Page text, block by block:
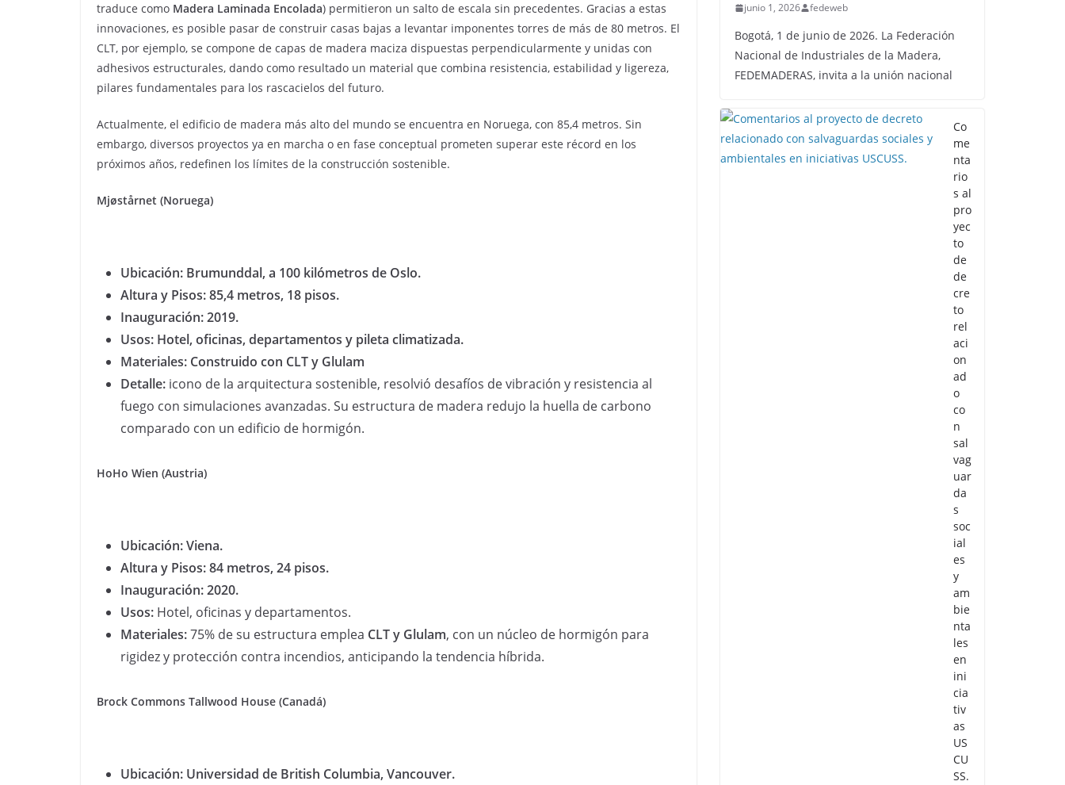
traduce como Madera Laminada Encolada) permitieron un salto de escala sin precedentes. Gracias a estas
innovaciones, es posible pasar de construir casas bajas a levantar imponentes torres de más de 80 metros. El
CLT, por ejemplo, se compone de capas de madera maciza dispuestas perpendicularmente y unidas con
adhesivos estructurales, dando como resultado un material que combina resistencia, estabilidad y ligereza,
pilares fundamentales para los rascacielos del futuro.
Actualmente, el edificio de madera más alto del mundo se encuentra en Noruega, con 85,4 metros. Sin
embargo, diversos proyectos ya en marcha o en fase conceptual prometen superar este récord en los
próximos años, redefinen los límites de la construcción sostenible.
Mjøstårnet (Noruega)
Ubicación: Brumunddal, a 100 kilómetros de Oslo.
Altura y Pisos: 85,4 metros, 18 pisos.
Inauguración: 2019.
Usos: Hotel, oficinas, departamentos y pileta climatizada.
Materiales: Construido con CLT y Glulam
Detalle: icono de la arquitectura sostenible, resolvió desafíos de vibración y resistencia al
fuego con simulaciones avanzadas. Su estructura de madera redujo la huella de carbono
comparado con un edificio de hormigón.
HoHo Wien (Austria)
Ubicación: Viena.
Altura y Pisos: 84 metros, 24 pisos.
Inauguración: 2020.
Usos: Hotel, oficinas y departamentos.
Materiales:75% de su estructura emplea CLT y Glulam, con un núcleo de hormigón para
rigidez y protección contra incendios, anticipando la tendencia híbrida.
Brock Commons Tallwood House (Canadá)
Ubicación: Universidad de British Columbia, Vancouver.
junio 1, 2026 fedeweb
Bogotá, 1 de junio de 2026. La Federación
Nacional de Industriales de la Madera,
FEDEMADERAS, invita a la unión nacional
Co
me
nta
rio
s al
pro
yec
to
de
de
cre
to
rel
aci
on
ad
o
co
n
sal
vag
uar
da
s
soc
ial
es
y
am
bie
nta
les
en
ini
cia
tiv
as
US
CU
SS.